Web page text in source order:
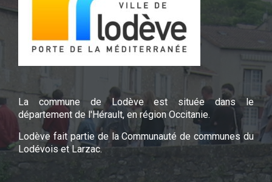
La commune de Lodève est située dans le
département de l'Hérault, en région Occitanie.
Lodève fait partie de la Communauté de communes du
Lodévois et Larzac.